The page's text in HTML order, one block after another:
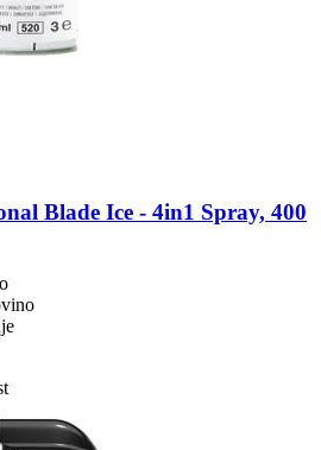
Blade Ice -​ 4in1 Spray, 400